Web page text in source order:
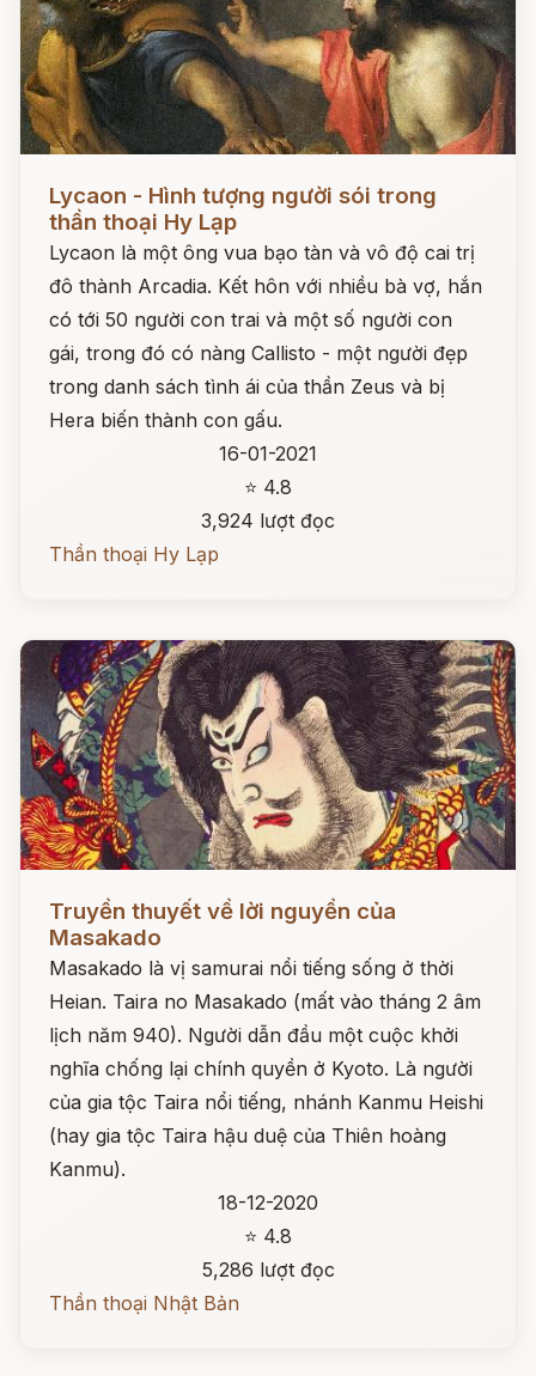
Lycaon - Hình tượng người sói trong
thần thoại Hy Lạp
Lycaon là một ông vua bạo tàn và vô độ cai trị
đô thành Arcadia. Kết hôn với nhiều bà vợ, hắn
có tới 50 người con trai và một số người con
gái, trong đó có nàng Callisto - một người đẹp
trong danh sách tình ái của thần Zeus và bị
Hera biến thành con gấu.
16-01-2021
⭐ 4.8
3,924 lượt đọc
Thần thoại Hy Lạp
Đọc ngay
Truyền thuyết về lời nguyền của
Masakado
Masakado là vị samurai nổi tiếng sống ở thời
Heian. Taira no Masakado (mất vào tháng 2 âm
lịch năm 940). Người dẫn đầu một cuộc khởi
nghĩa chống lại chính quyền ở Kyoto. Là người
của gia tộc Taira nổi tiếng, nhánh Kanmu Heishi
(hay gia tộc Taira hậu duệ của Thiên hoàng
Kanmu).
18-12-2020
⭐ 4.8
5,286 lượt đọc
Thần thoại Nhật Bản